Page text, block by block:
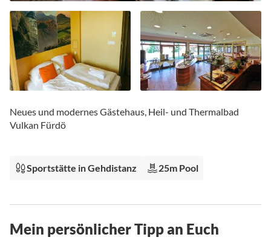
Anfang
der
Neues und modernes Gästehaus, Heil- und Thermalbad
Vulkan Fürdö
Sportstätte in Gehdistanz 25m Pool
Mein persönlicher Tipp an Euch